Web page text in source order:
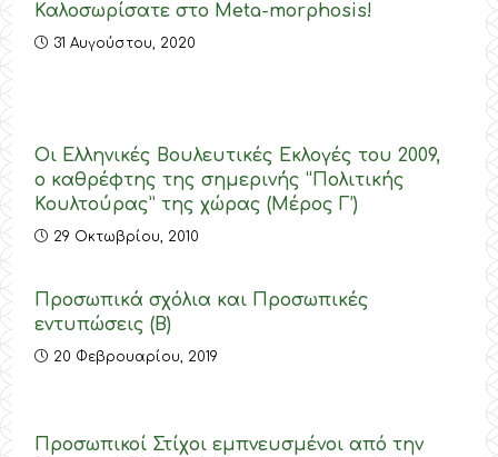
Καλοσωρίσατε στο Meta-morphosis!
31 Αυγούστου, 2020
Οι Ελληνικές Βουλευτικές Εκλογές του 2009,
ο καθρέφτης της σημερινής “Πολιτικής
Κουλτούρας” της χώρας (Μέρος Γ’)
29 Οκτωβρίου, 2010
Προσωπικά σχόλια και Προσωπικές
εντυπώσεις (Β)
20 Φεβρουαρίου, 2019
Προσωπικοί Στίχοι εμπνευσμένοι από την